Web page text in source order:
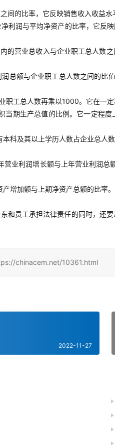
间的比率，它反映销售收入收益
利润与平均净资产的比率，它反
的营业总收入与企业职工总人数
总额与企业职工总人数之间的比
职工总人数再乘以1000。它在一
当期生产总值的比例。它一定程
科及其以上学历人数占企业总人
营业利润增长额与上年营业利润
增加额与上期净资产总额的比率
和员工承担法律责任的同时，还
chinacem.net/10361.html
2022-11-27